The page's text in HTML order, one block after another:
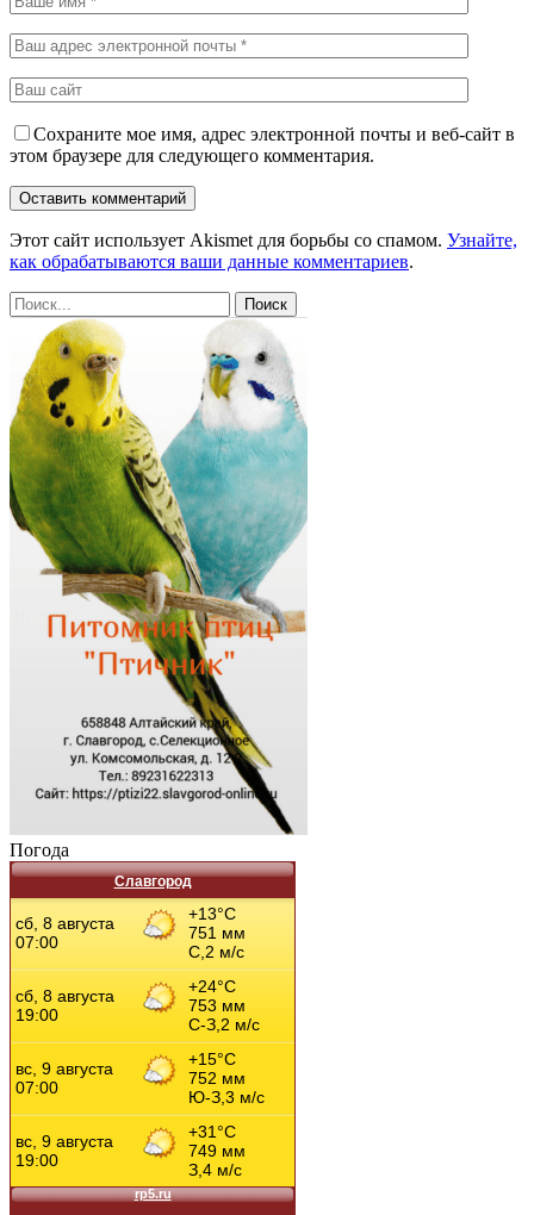
Сохраните мое имя, адрес электронной почты и веб-сайт в
этом браузере для следующего комментария.
Этот сайт использует Akismet для борьбы со спамом. Узнайте,
как обрабатываются ваши данные комментариев.
Погода
Славгород